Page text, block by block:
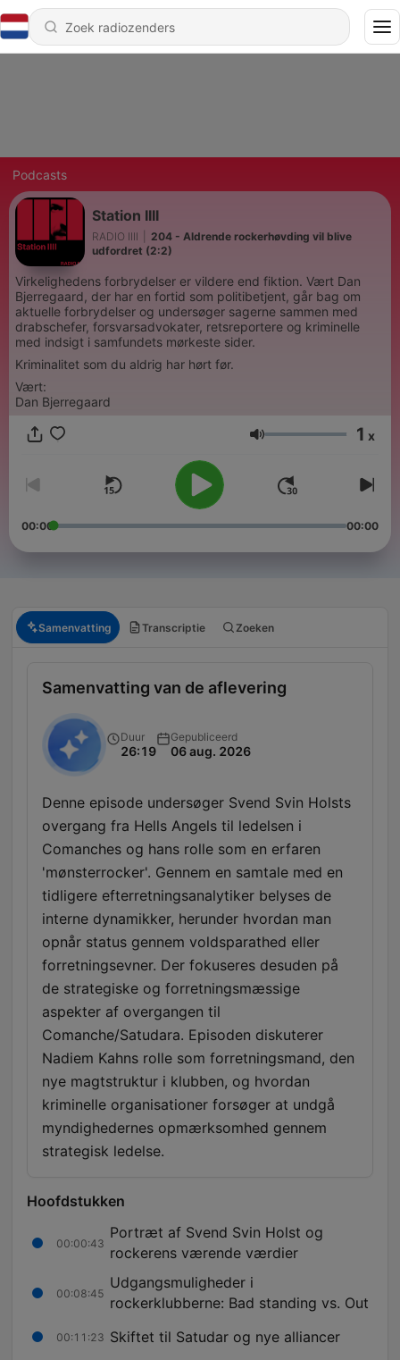
Podcasts
Station IIII
RADIO IIII
204 - Aldrende rockerhøvding vil blive
udfordret (2:2)
Virkelighedens forbrydelser er vildere end fiktion. Vært Dan
Bjerregaard, der har en fortid som politibetjent, går bag om
aktuelle forbrydelser og undersøger sagerne sammen med
drabschefer, forsvarsadvokater, retsreportere og kriminelle
med indsigt i samfundets mørkeste sider.
Kriminalitet som du aldrig har hørt før.
Vært:
Dan Bjerregaard
Volume 1 x
00:00 00:00
Samenvatting Transcriptie Zoeken
Samenvatting van de aflevering
Duur
26:19
Gepubliceerd
06 aug. 2026
Denne episode undersøger Svend Svin Holsts
overgang fra Hells Angels til ledelsen i
Comanches og hans rolle som en erfaren
'mønsterrocker'. Gennem en samtale med en
tidligere efterretningsanalytiker belyses de
interne dynamikker, herunder hvordan man
opnår status gennem voldsparathed eller
forretningsevner. Der fokuseres desuden på
de strategiske og forretningsmæssige
aspekter af overgangen til
Comanche/Satudara. Episoden diskuterer
Nadiem Kahns rolle som forretningsmand, den
nye magtstruktur i klubben, og hvordan
kriminelle organisationer forsøger at undgå
myndighedernes opmærksomhed gennem
strategisk ledelse.
Hoofdstukken
00:00:43
Portræt af Svend Svin Holst og
rockerens værende værdier
00:08:45
Udgangsmuligheder i
rockerklubberne: Bad standing vs. Out
00:11:23 Skiftet til Satudar og nye alliancer